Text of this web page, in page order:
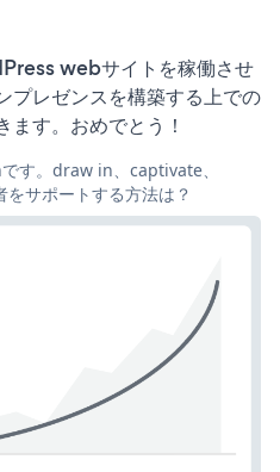
webサイトを稼働させ
プレゼンスを構築する上での
す。おめでとう！
す。draw in、captivate、
サポートする方法は？